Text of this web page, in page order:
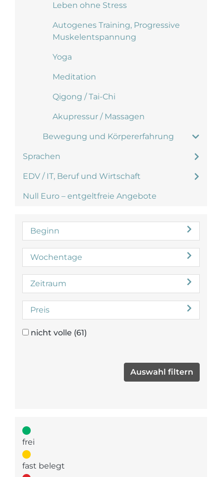
Leben ohne Stress
Autogenes Training, Progressive
Muskelentspannung
Yoga
Meditation
Qigong / Tai-Chi
Akupressur / Massagen
Bewegung und Körpererfahrung
Sprachen
EDV / IT, Beruf und Wirtschaft
Null Euro – entgeltfreie Angebote
Beginn
Wochentage
Zeitraum
Preis
nicht volle (61)
frei
fast belegt